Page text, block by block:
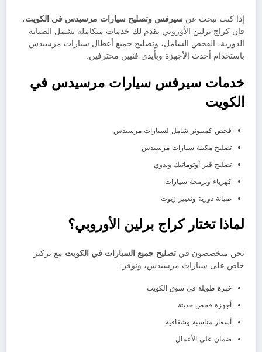
إذا كنت تبحث عن سيرفس وتصليح سيارات مرسيدس في الكويت،
فإن كراج برلين الأوروبي يقدم لك خدمات متكاملة تشمل الصيانة
الدورية، الفحص الشامل، وتصليح جميع أعطال سيارات مرسيدس
باستخدام أحدث الأجهزة وبأيدي فنيين محترفين.
خدمات سيرفس سيارات مرسيدس في
الكويت
فحص كمبيوتر شامل لسيارات مرسيدس
تصليح مكينة سيارات مرسيدس
تصليح قير أوتوماتيك ويدوي
كهرباء وبرمجة سيارات
صيانة دورية وتغيير زيوت
لماذا تختار كراج برلين الأوروبي؟
نحن متخصصون في تصليح جميع السيارات في الكويت مع تركيز
خاص على سيارات مرسيدس، ونوفر:
خبرة طويلة في سوق الكويت
أجهزة فحص حديثة
أسعار مناسبة وشفافية
ضمان على الأعمال